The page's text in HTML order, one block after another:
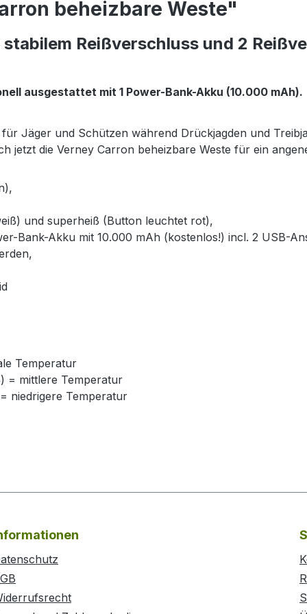
beheizbare Weste"
Reißverschluss und 2
ausgestattet mit 1 Power-Bank-Akku (10.000 mAh).
Jäger und Schützen während Drückjagden und
jetzt die Verney Carron beheizbare Weste für ein
und superheiß (Button leuchtet rot),
Bank-Akku mit 10.000 mAh (kostenlos!) incl. 2 USB-
Temperatur
= mittlere Temperatur
niedrigere Temperatur